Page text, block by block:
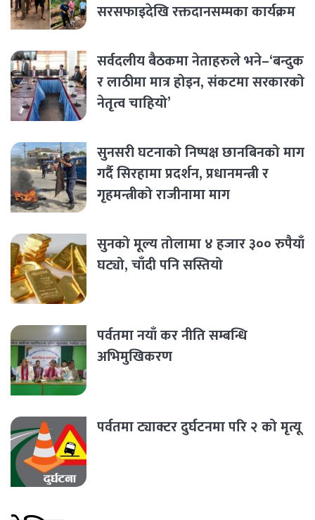
सरसफाइदेखि रक्तदानसम्मका कार्यक्रम
सर्वदलीय बैठकमा नेताहरुले भने–‘बन्दुक
र लाठीमा मात्र होइन, संकटमा सरकारको
नेतृत्व चाहियो’
सुनसरी घटनाको निष्पक्ष छानबिनको माग
गर्दै सिरहामा प्रदर्शन, प्रधानमन्त्री र
गृहमन्त्रीको राजीनामा माग
सुनको मूल्य तोलामा ४ हजार ३०० रुपैयाँ
घट्यो, चाँदी पनि सस्तियो
पर्वतमा नयाँ कर नीति सम्बन्धि
अभिमुखिकरण
पर्वतमा ट्याक्टर दुर्घटनमा परि २ को मृत्यू